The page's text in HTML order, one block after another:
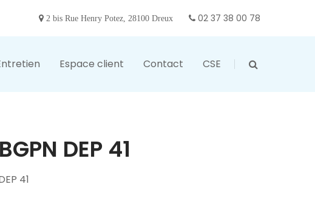
2 bis Rue Henry Potez, 28100 Dreux 02 37 38 00 78
Espace client Contact CSE
DEP 41
41